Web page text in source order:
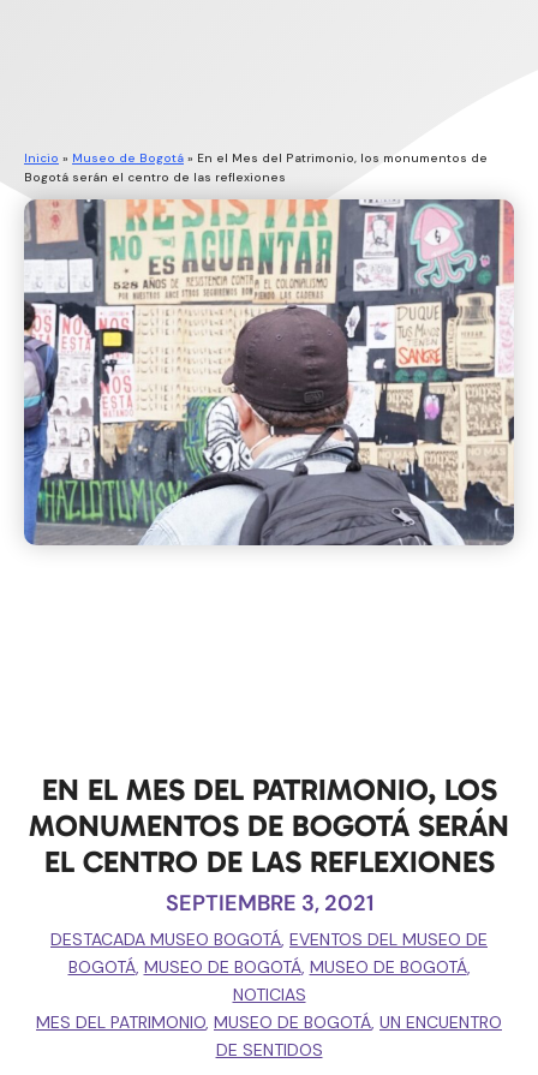
Inicio » Museo de Bogotá » En el Mes del Patrimonio, los monumentos de
Bogotá serán el centro de las reflexiones
EN EL MES DEL PATRIMONIO, LOS
MONUMENTOS DE BOGOTÁ SERÁN
EL CENTRO DE LAS REFLEXIONES
SEPTIEMBRE 3, 2021
DESTACADA MUSEO BOGOTÁ, EVENTOS DEL MUSEO DE
BOGOTÁ, MUSEO DE BOGOTÁ, MUSEO DE BOGOTÁ,
NOTICIAS
MES DEL PATRIMONIO, MUSEO DE BOGOTÁ, UN ENCUENTRO
DE SENTIDOS